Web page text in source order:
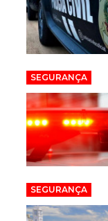
SEGURANÇA
SEGURANÇA